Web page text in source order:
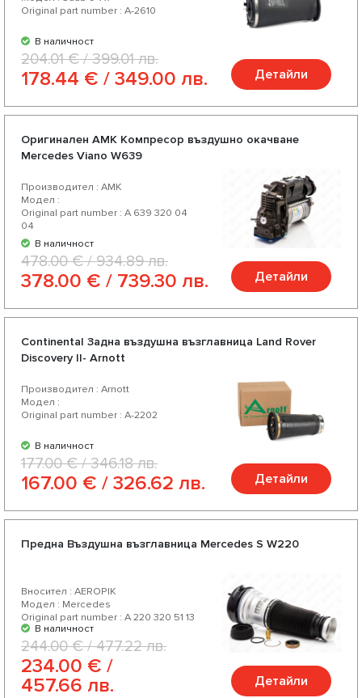
Original part number : A-2610
В наличност
204.01 € / 399.01 лв.
178.44 € / 349.00 лв. Детайли
Оригинален AMK Компресор въздушно окачване
Mercedes Viano W639
Производител : АМК
Модел :
Original part number : A 639 320 04
04
В наличност
478.00 € / 934.89 лв.
378.00 € / 739.30 лв. Детайли
Continental Задна въздушна възглавница Land Rover
Discovery II- Arnott
Производител : Arnott
Модел :
Original part number : A-2202
В наличност
177.00 € / 346.18 лв.
167.00 € / 326.62 лв. Детайли
Предна Въздушна възглавница Mercedes S W220
Вносител : AEROPIK
Модел : Mercedes
Original part number : A 220 320 51 13
В наличност
244.00 € / 477.22 лв.
234.00 € /
457.66 лв.
Детайли